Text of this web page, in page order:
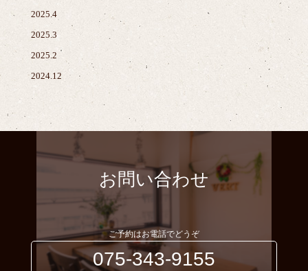
2025.4
2025.3
2025.2
2024.12
お問い合わせ
ご予約はお電話でどうぞ
075-343-9155